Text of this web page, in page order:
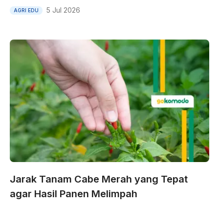
AGRI EDU 5 Jul 2026
Jarak Tanam Cabe Merah yang Tepat
agar Hasil Panen Melimpah